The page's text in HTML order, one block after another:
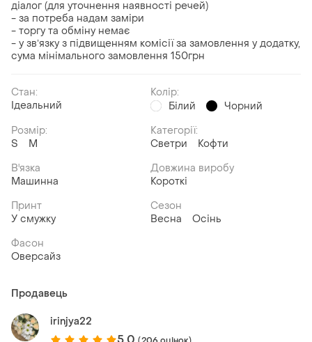
діалог (для уточнення наявності речей)
- за потреба надам заміри
- торгу та обміну немає
- у звʼязку з підвищенням комісії за замовлення у додатку,
сума мінімального замовлення 150грн
Стан:
Ідеальний
Колір:
Білий
Чорний
Розмір:
S
M
Категорії:
Светри
Кофти
В'язка
Машинна
Довжина виробу
Короткі
Принт
У смужку
Сезон
Весна
Осінь
Фасон
Оверсайз
Продавець
irinjya22